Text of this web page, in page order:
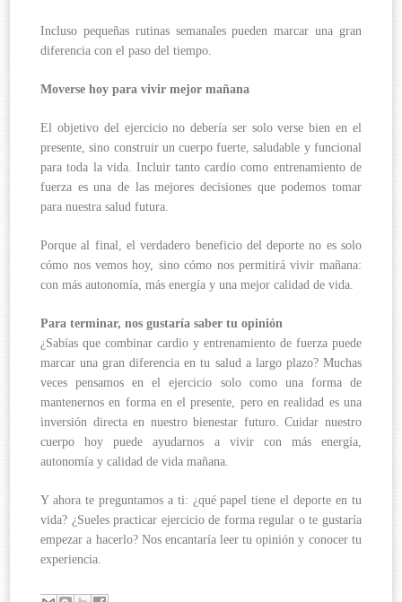
Incluso pequeñas rutinas semanales pueden marcar una gran
diferencia con el paso del tiempo.
Moverse hoy para vivir mejor mañana
El objetivo del ejercicio no debería ser solo verse bien en el
presente, sino construir un cuerpo fuerte, saludable y funcional
para toda la vida. Incluir tanto cardio como entrenamiento de
fuerza es una de las mejores decisiones que podemos tomar
para nuestra salud futura.
Porque al final, el verdadero beneficio del deporte no es solo
cómo nos vemos hoy, sino cómo nos permitirá vivir mañana:
con más autonomía, más energía y una mejor calidad de vida.
Para terminar, nos gustaría saber tu opinión
¿Sabías que combinar cardio y entrenamiento de fuerza puede
marcar una gran diferencia en tu salud a largo plazo? Muchas
veces pensamos en el ejercicio solo como una forma de
mantenernos en forma en el presente, pero en realidad es una
inversión directa en nuestro bienestar futuro. Cuidar nuestro
cuerpo hoy puede ayudarnos a vivir con más energía,
autonomía y calidad de vida mañana.
Y ahora te preguntamos a ti: ¿qué papel tiene el deporte en tu
vida? ¿Sueles practicar ejercicio de forma regular o te gustaría
empezar a hacerlo? Nos encantaría leer tu opinión y conocer tu
experiencia.